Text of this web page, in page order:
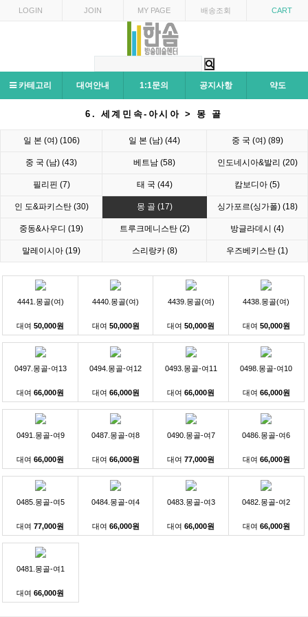
LOGIN JOIN MY PAGE 배송조회 CART
카테고리 대여안내 1:1문의 공지사항 약도
6. 세계민속-아시아 > 몽 골
일 본 (여) (106) 일 본 (남) (44) 중 국 (여) (89)
중 국 (남) (43) 베트남 (58) 인도네시아&발리 (20)
필리핀 (7) 태 국 (44) 캄보디아 (5)
인 도&파키스탄 (30) 몽 골 (17) 싱가포르(싱가폴) (18)
중동&사우디 (19) 트루크메니스탄 (2) 방글라데시 (4)
말레이시아 (19) 스리랑카 (8) 우즈베키스탄 (1)
4441.몽골(여)
대여50,000원
4440.몽골(여)
대여 50,000원
4439.몽골(여)
대여50,000원
4438.몽골(여)
대여 50,000원
0497.몽골-여13
대여66,000원
0494.몽골-여12
대여 66,000원
0493.몽골-여11
대여66,000원
0498.몽골-여10
대여 66,000원
0491.몽골-여9
대여66,000원
0487.몽골-여8
대여 66,000원
0490.몽골-여7
대여77,000원
0486.몽골-여6
대여 66,000원
0485.몽골-여5
대여77,000원
0484.몽골-여4
대여 66,000원
0483.몽골-여3
대여66,000원
0482.몽골-여2
대여 66,000원
0481.몽골-여1
대여66,000원